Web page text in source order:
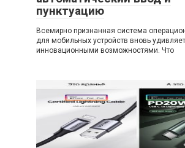
пунктуацию
Всемирно признанная система
для мобильных устройств вновь
инновационными возможностями. Что